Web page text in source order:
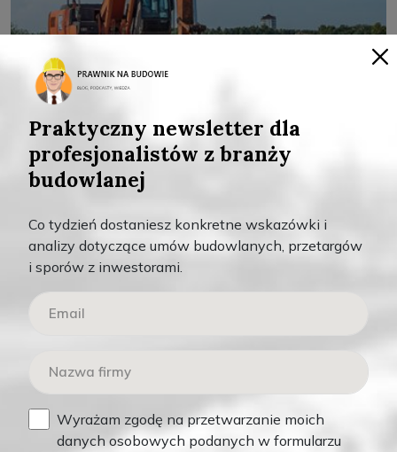
MAR 16, 2026
Zgłoszenie podwykonawcy inwestorowi – kiedy
możesz dostać pieniądze przy braku zapłaty od
Czytaj więcej
Teksty , Wideo
Praktyczny newsletter dla
profesjonalistów z branży
budowlanej
Co tydzień dostaniesz konkretne wskazówki i
analizy dotyczące umów budowlanych, przetargów
i sporów z inwestorami.
Wyrażam zgodę na przetwarzanie moich
danych osobowych podanych w formularzu